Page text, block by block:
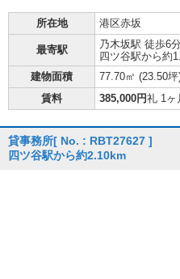
所在地 港区赤坂
最寄駅
乃木坂駅 徒歩6分
四ツ谷駅から約
建物面積
77.70㎡ (23.50坪
賃料
385,000円礼 1
貸事務所[ No. : RBT27627 ]
四ツ谷駅から約2.10km